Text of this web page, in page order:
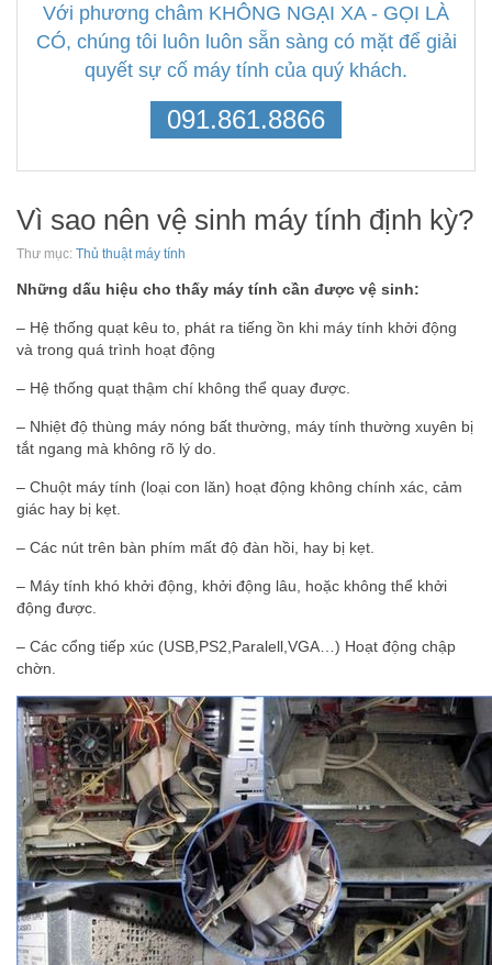
Với phương châm KHÔNG NGẠI XA - GỌI LÀ
CÓ, chúng tôi luôn luôn sẵn sàng có mặt để giải
quyết sự cố máy tính của quý khách.
091.861.8866
Vì sao nên vệ sinh máy tính định kỳ?
Thư mục: Thủ thuật máy tính
Những dấu hiệu cho thấy máy tính cần được vệ sinh:
– Hệ thống quạt kêu to, phát ra tiếng ồn khi máy tính khởi động
và trong quá trình hoạt động
– Hệ thống quạt thậm chí không thể quay được.
– Nhiệt độ thùng máy nóng bất thường, máy tính thường xuyên bị
tắt ngang mà không rõ lý do.
– Chuột máy tính (loại con lăn) hoạt động không chính xác, cảm
giác hay bị kẹt.
– Các nút trên bàn phím mất độ đàn hồi, hay bị kẹt.
– Máy tính khó khởi động, khởi động lâu, hoặc không thể khởi
động được.
– Các cổng tiếp xúc (USB,PS2,Paralell,VGA…) Hoạt động chập
chờn.